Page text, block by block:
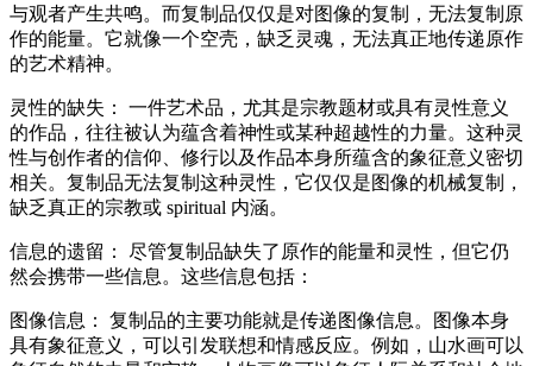
与观者产生共鸣。而复制品仅仅是对图像的复制，无法复制原
作的能量。它就像一个空壳，缺乏灵魂，无法真正地传递原作
的艺术精神。
灵性的缺失： 一件艺术品，尤其是宗教题材或具有灵性意义
的作品，往往被认为蕴含着神性或某种超越性的力量。这种灵
性与创作者的信仰、修行以及作品本身所蕴含的象征意义密切
相关。复制品无法复制这种灵性，它仅仅是图像的机械复制，
缺乏真正的宗教或 spiritual 内涵。
信息的遗留： 尽管复制品缺失了原作的能量和灵性，但它仍
然会携带一些信息。这些信息包括：
图像信息： 复制品的主要功能就是传递图像信息。图像本身
具有象征意义，可以引发联想和情感反应。例如，山水画可以